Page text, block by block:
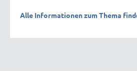
Alle Informationen zum Thema